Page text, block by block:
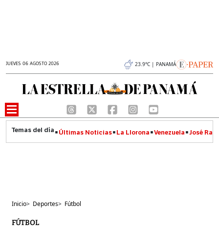
JUEVES 06 AGOSTO 2026 23.9°C | PANAMÁ
Últimas Noticias La Llorona Venezuela José
Inicio> Deportes> Fútbol
FÚTBOL